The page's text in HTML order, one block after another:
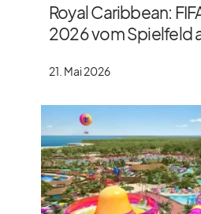
Royal Caribbean:
2026 vom Spielfeld
21. Mai 2026